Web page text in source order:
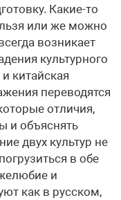
Какие-то
или же можно
возникает
культурного
и китайская
переводятся
отличия,
и объяснять
двух культур не
в обе
и
как в русском,